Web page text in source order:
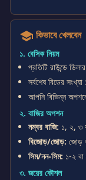
school কিভাবে খেলবেন
১. বেসিক নিয়ম
প্রতিটি রাউন্ডে
সর্বশেষ বিডের
আপনি বিভিন্ন
২. বাজির অপশন
নম্বর বাজি: ১, ২, ৩
বিজোড়/জোড়: জোড়
সিম/নন-সিম: ১-২
৩. জয়ের কৌশল